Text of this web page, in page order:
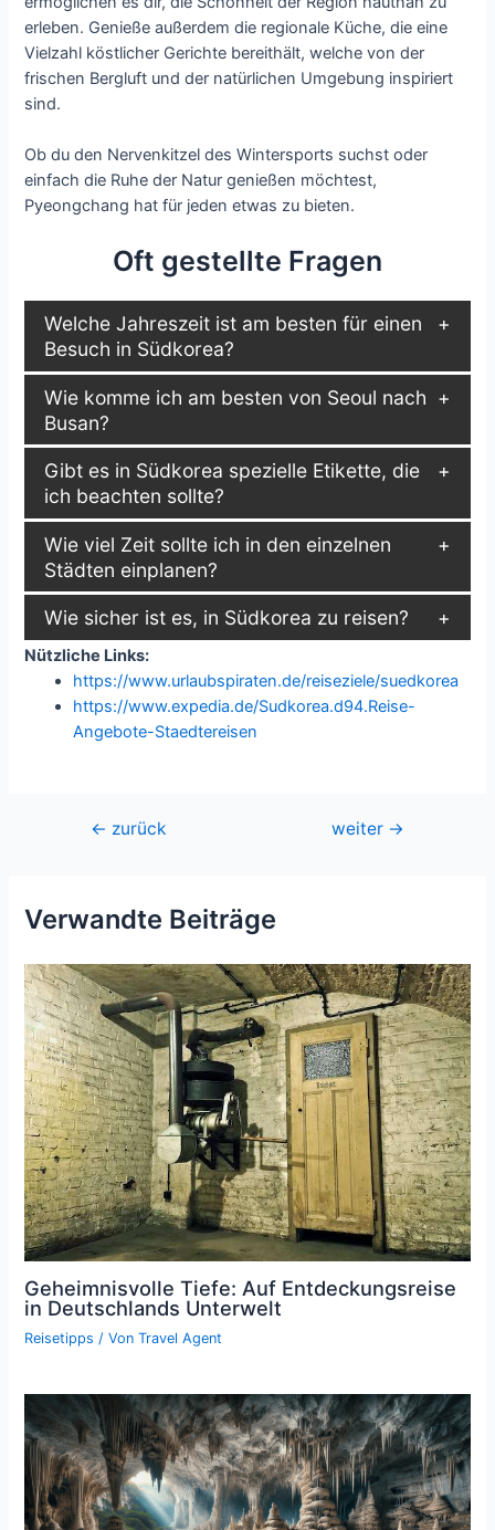
erleben. Genieße außerdem die regionale Küche, die eine
Vielzahl köstlicher Gerichte bereithält, welche von der
frischen Bergluft und der natürlichen Umgebung inspiriert
sind.
Ob du den Nervenkitzel des Wintersports suchst oder
einfach die Ruhe der Natur genießen möchtest,
Pyeongchang hat für jeden etwas zu bieten.
Oft gestellte Fragen
Welche Jahreszeit ist am besten für einen
Besuch in Südkorea?
Wie komme ich am besten von Seoul nach
Busan?
Gibt es in Südkorea spezielle Etikette, die
ich beachten sollte?
Wie viel Zeit sollte ich in den einzelnen
Städten einplanen?
Wie sicher ist es, in Südkorea zu reisen?
Nützliche Links:
https://www.urlaubspiraten.de/reiseziele/suedkorea
https://www.expedia.de/Sudkorea.d94.Reise-
Angebote-Staedtereisen
Beitragsnavigation
← zurück weiter →
Verwandte Beiträge
Geheimnisvolle Tiefe: Auf Entdeckungsreise
in Deutschlands Unterwelt
Reisetipps / VonTravel Agent